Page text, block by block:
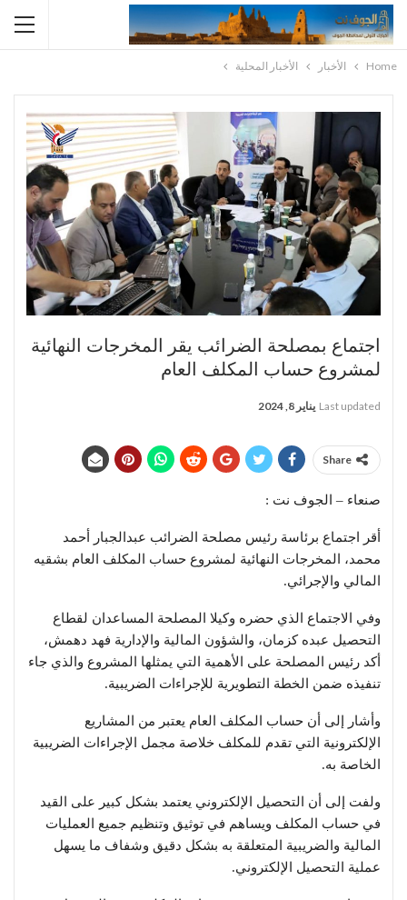
Home الأخبار الأخبار المحلية
اجتماع بمصلحة الضرائب يقر المخرجات النهائية
لمشروع حساب المكلف العام
Last updated يناير 8, 2024
Share
صنعاء – الجوف نت :
أقر اجتماع برئاسة رئيس مصلحة الضرائب عبدالجبار أحمد
محمد، المخرجات النهائية لمشروع حساب المكلف العام بشقيه
المالي والإجرائي.
وفي الاجتماع الذي حضره وكيلا المصلحة المساعدان لقطاع
التحصيل عبده كزمان، والشؤون المالية والإدارية فهد دهمش،
أكد رئيس المصلحة على الأهمية التي يمثلها المشروع والذي جاء
تنفيذه ضمن الخطة التطويرية للإجراءات الضريبية.
وأشار إلى أن حساب المكلف العام يعتبر من المشاريع
الإلكترونية التي تقدم للمكلف خلاصة مجمل الإجراءات الضريبية
الخاصة به.
ولفت إلى أن التحصيل الإلكتروني يعتمد بشكل كبير على القيد
في حساب المكلف ويساهم في توثيق وتنظيم جميع العمليات
المالية والضريبية المتعلقة به بشكل دقيق وشفاف ما يسهل
عملية التحصيل الإلكتروني.